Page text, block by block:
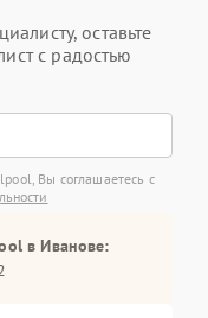
оставьте
с радостью
Вы соглашаетесь с
в Иванове: